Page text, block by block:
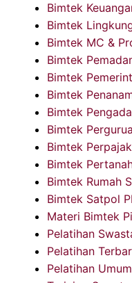
Bimtek
Bimtek
Bimtek MC &
Bimtek
Bimtek
Bimtek
Bimtek
Bimtek
Bimtek
Bimtek
Bimtek Rumah
Bimtek Satpol
Materi Bimtek
Pelatihan
Pelatihan
Pelatihan Umum